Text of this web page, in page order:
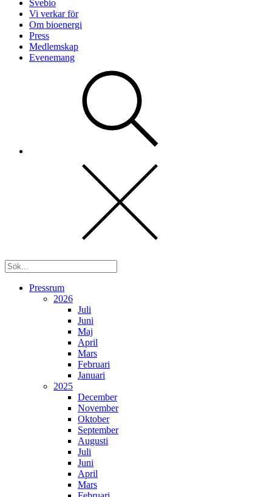
Vi verkar för
Om bioenergi
Press
Medlemskap
Evenemang
Pressrum
2026
Juli
Juni
Maj
April
Mars
Februari
Januari
2025
December
November
Oktober
September
Augusti
Juli
Juni
April
Mars